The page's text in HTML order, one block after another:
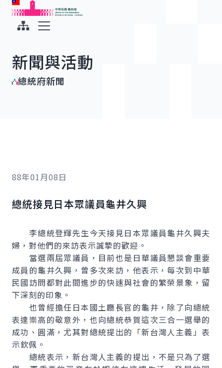
跳到主要內容
中華民國總統府
新聞與活動
總統府新聞
88年01月08日
總統接見日本眾議員龜井久興
李總統登輝先生今天接見日本眾議員龜井久興夫
婦，對他們的來訪表示誠摯的歡迎。
當選兩屆眾議員，目前也是日華議員懇談會重要
成員的龜井久興，曾多次來訪，他表示，每次到中華
民國訪問都對此間進步的快速與社會的繁榮景象，留
下深刻的印象。
也曾經擔任日本國土廳長官的龜井，除了向總統
表達崇高的敬意外，也向總統恭賀這次三合一選舉的
成功、圓滿，尤其對總統提出的「新台灣人主義」表
示欽佩。
總統表示，新台灣人主義的提出，不是只為了選